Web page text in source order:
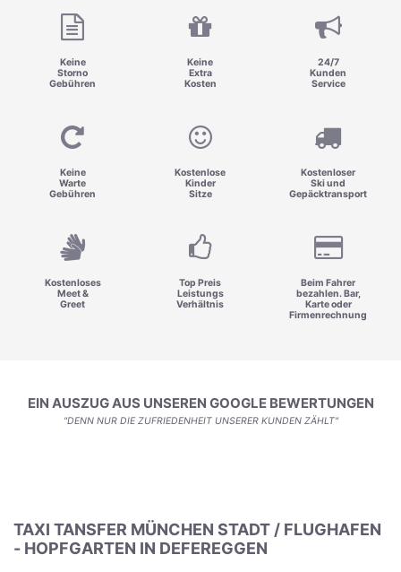
Keine
Storno
Gebühren
Keine
Extra
Kosten
24/7
Kunden
Service
Keine
Warte
Gebühren
Kostenlose
Kinder
Sitze
Kostenloser
Ski und
Gepäcktransport
Kostenloses
Meet &
Greet
Top Preis
Leistungs
Verhältnis
Beim Fahrer
bezahlen. Bar,
Karte oder
Firmenrechnung
EIN AUSZUG AUS UNSEREN GOOGLE BEWERTUNGEN
"DENN NUR DIE ZUFRIEDENHEIT UNSERER KUNDEN ZÄHLT"
TAXI TANSFER MÜNCHEN STADT / FLUGHAFEN
- HOPFGARTEN IN DEFEREGGEN